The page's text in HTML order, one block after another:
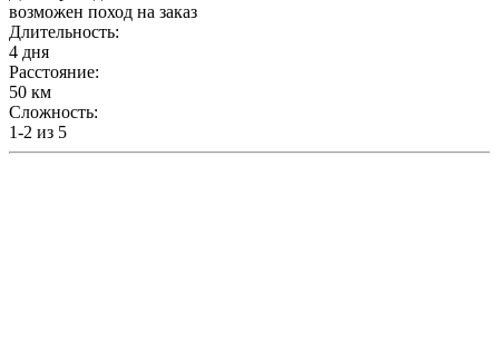
возможен поход на заказ
Длительность:
4 дня
Расстояние:
50 км
Сложность:
1-2 из 5